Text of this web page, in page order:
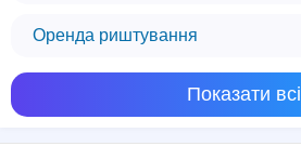
Оренда риштування
Показати всі